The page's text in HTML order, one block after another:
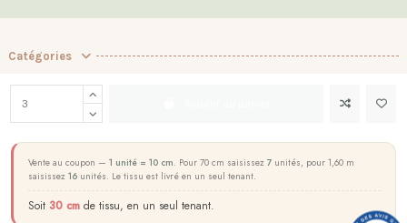
Vente au coupon — 1 unité = 10 cm. Pour 70 cm saisissez 7 unités, pour 1,60 m
saisissez 16 unités. Le tissu est livré en un seul tenant.
Soit 30 cm de tissu, en un seul tenant.
Catégories
Les Indispensables
La boutique
Contact us
vérifier